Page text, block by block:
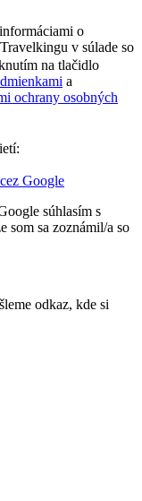
o
v súlade so
na tlačidlo
a
ochrany osobných
Google
súhlasím s
som sa zoznámil/a so
odkaz, kde si